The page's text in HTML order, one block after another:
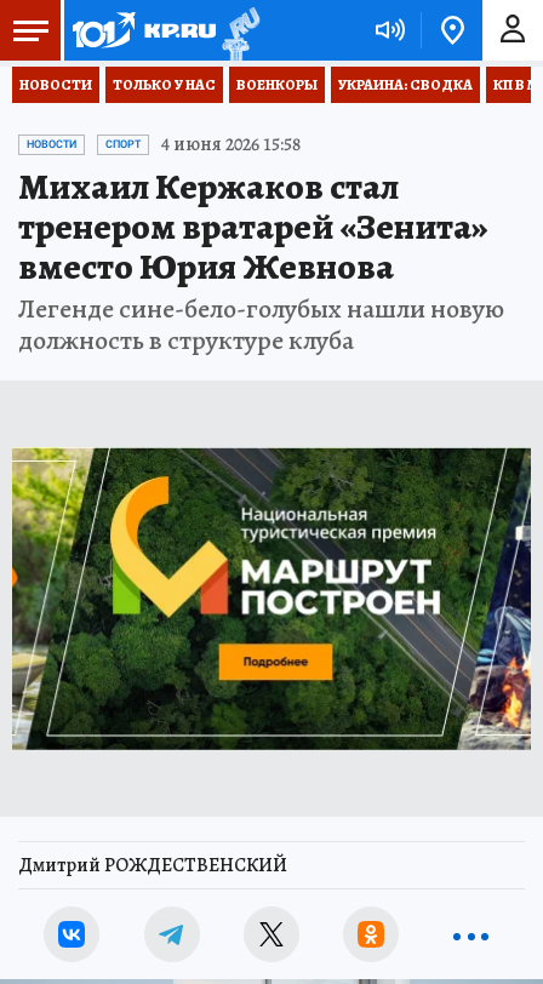
НОВОСТИ ТОЛЬКО У НАС ВОЕНКОРЫ УКРАИНА: СВОДКА КП В
НОВОСТИ СПОРТ 4 июня 2026 15:58
Михаил Кержаков стал
тренером вратарей «Зенита»
вместо Юрия Жевнова
Легенде сине-бело-голубых нашли новую
должность в структуре клуба
Дмитрий РОЖДЕСТВЕНСКИЙ